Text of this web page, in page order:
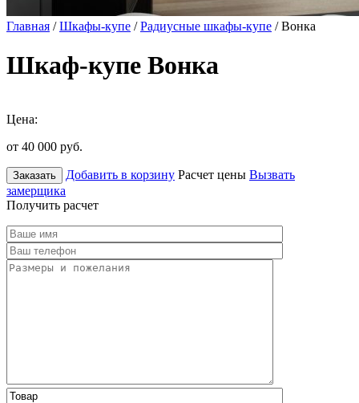
Главная /Шкафы-купе /Радиусные шкафы-купе / Вонка
Шкаф-купе Вонка
Цена:
от 40 000 руб.
Заказать Добавить в корзину Расчет цены Вызвать
замерщика
Получить расчет